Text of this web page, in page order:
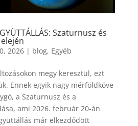
Szaturnusz és
2026| blog, Egyéb
megy keresztül, ezt
Ennek egyik nagy mérföldköve
a Szaturnusz és a
ami 2026. február 20-án
már elkezdődött